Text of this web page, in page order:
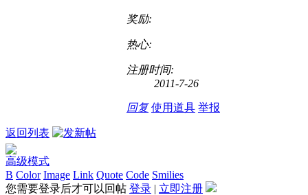
奖励:
热心:
注册时间:
2011-7-26
回复 使用道具 举报
返回列表
高级模式
B Color Image Link Quote Code Smilies
您需要登录后才可以回帖 登录 | 立即注册